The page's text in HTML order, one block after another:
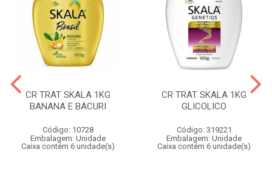
CR TRAT SKALA 1KG
BANANA E BACURI
Código: 10728
Embalagem: Unidade
Caixa contém 6 unidade(s)
CR TRAT SKALA 1KG
GLICOLICO
Código: 319221
Embalagem: Unidade
Caixa contém 6 unidade(s)